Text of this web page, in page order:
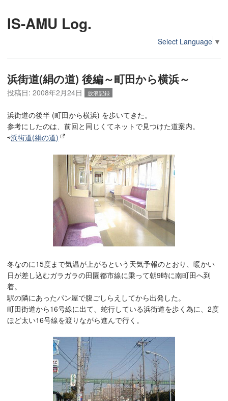
IS-AMU Log.
Select Language ▼
浜街道(絹の道) 後編～町田から横浜～
投稿日: 2008年2月24日 放浪記録
浜街道の後半 (町田から横浜) を歩いてきた。
参考にしたのは、前回と同じくてネットで見つけた道案内。
⇨浜街道(絹の道)
冬なのに15度まで気温が上がるという天気予報のとおり、暖かい
日が差し込むガラガラの田園都市線に乗って朝9時に南町田へ到
着。
駅の隣にあったパン屋で腹ごしらえしてから出発した。
町田街道から16号線に出て、蛇行している浜街道を歩く為に、2度
ほど太い16号線を渡りながら進んで行く。